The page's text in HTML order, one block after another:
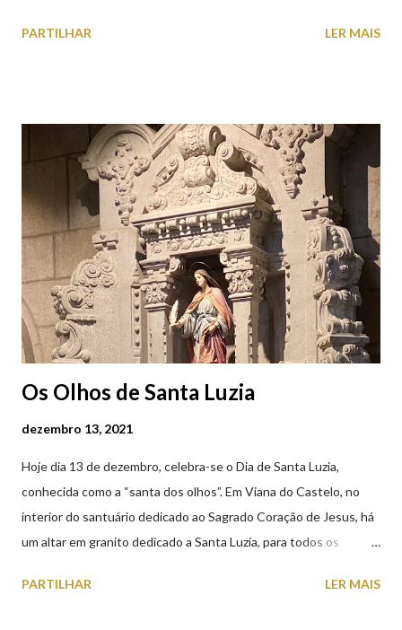
cobres entre muitos outros. Horário de funcionamento | Verão
(2019.10.25) Feira Semanal em Viana do Castelo (2019.10.25)
Feira Semanal em Viana do Castelo (2019.10.25) Feira Semanal
em Viana do Castelo (2019.10.25) Feira Semanal em Viana do
Castelo (2019.10.25) Feira Semanal em Viana do Castelo
(2019.10.25)
PARTILHAR LER MAIS
Os Olhos de Santa Luzia
dezembro 13, 2021
Hoje dia 13 de dezembro, celebra-se o Dia de Santa Luzia,
conhecida como a “santa dos olhos”. Em Viana do Castelo, no
interior do santuário dedicado ao Sagrado Coração de Jesus, há
um altar em granito dedicado a Santa Luzia, para todos os
uma capela dedicada a Santa Luzia construída no cimo do monte
PARTILHAR LER MAIS